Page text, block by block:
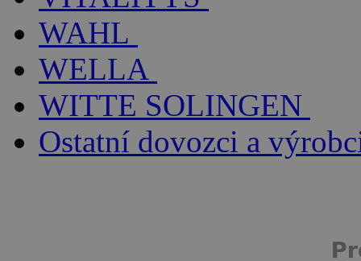
WAHL
WELLA
WITTE SOLINGEN
Ostatní dovozci a